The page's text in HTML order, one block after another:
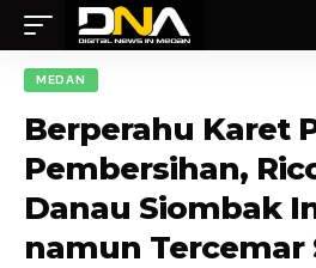
MEDAN
Berperahu Karet
Pembersihan,
Danau Siombak
namun Tercemar